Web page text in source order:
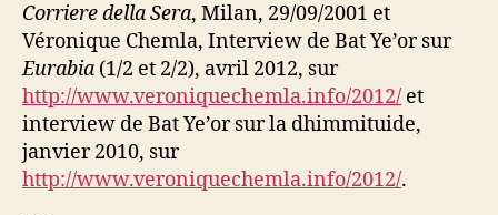
Corriere della Sera, Milan, 29/09/2001 et
Véronique Chemla, Interview de Bat Ye’or sur
Eurabia (1/2 et 2/2), avril 2012, sur
http://www.veroniquechemla.info/2012/ et
interview de Bat Ye’or sur la dhimmituide,
janvier 2010, sur
http://www.veroniquechemla.info/2012/.